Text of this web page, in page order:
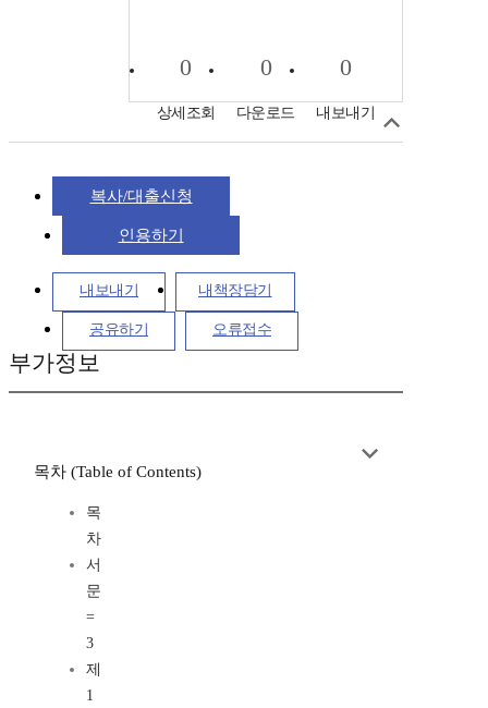
0
상세조회
0
다운로드
0
내보내기
복사/대출신청
인용하기
내보내기 내책장담기
공유하기 오류접수
부가정보
목차 (Table of Contents)
목
차
서
문
=
3
제
1